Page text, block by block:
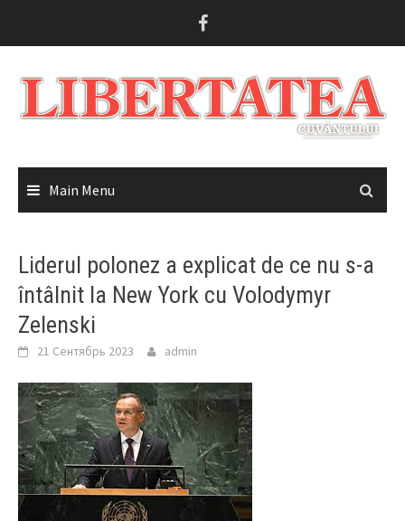
Main Menu
Liderul polonez a explicat de ce nu s-a
întâlnit la New York cu Volodymyr
Zelenski
21 Сентябрь 2023 admin